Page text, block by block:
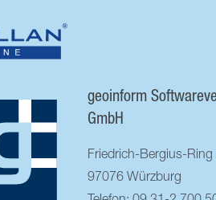
geoinform
GmbH
Friedrich-Bergius-Ring
97076 Würzburg